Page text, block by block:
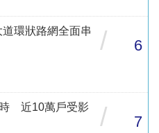
環狀路網全面串
/ 6
近10萬戶受影
/ 7